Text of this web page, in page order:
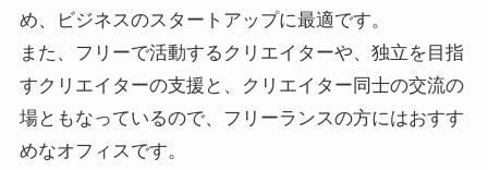
め、ビジネスのスタートアップに最適です。
また、フリーで活動するクリエイターや、独立を目指
すクリエイターの支援と、クリエイター同士の交流の
場ともなっているので、フリーランスの方にはおすす
めなオフィスです。